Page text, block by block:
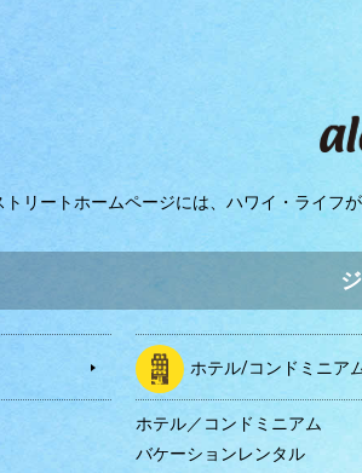
トリートホームページには、 ハワイ・ライフ
ホテル/コンドミニア
ホテル／コンドミニアム
バケーションレンタル